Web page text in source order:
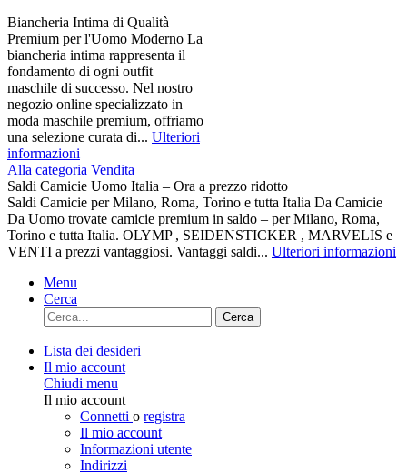
Biancheria Intima di Qualità
Premium per l'Uomo Moderno La
biancheria intima rappresenta il
fondamento di ogni outfit
maschile di successo. Nel nostro
negozio online specializzato in
moda maschile premium, offriamo
una selezione curata di... Ulteriori
informazioni
Alla categoria Vendita
Saldi Camicie Uomo Italia – Ora a prezzo ridotto
Saldi Camicie per Milano, Roma, Torino e tutta Italia Da Camicie
Da Uomo trovate camicie premium in saldo – per Milano, Roma,
Torino e tutta Italia. OLYMP , SEIDENSTICKER , MARVELIS e
VENTI a prezzi vantaggiosi. Vantaggi saldi... Ulteriori informazioni
Menu
Cerca
Cerca
Lista dei desideri
Il mio account
Chiudi menu
Il mio account
Connetti o registra
Il mio account
Informazioni utente
Indirizzi